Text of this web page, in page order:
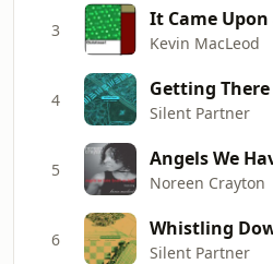
3
Kevin MacLeod
4 Getting There
Silent Partner
5
Noreen Crayton
6 Whistling
Silent Partner